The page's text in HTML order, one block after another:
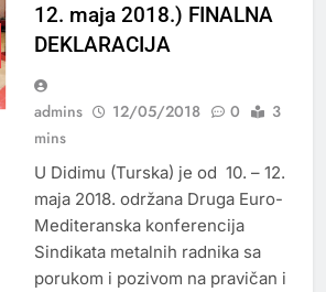
12. maja 2018.) FINALNA
DEKLARACIJA
admins 12/05/2018 0
3
mins
U Didimu (Turska) je od 10. – 12.
maja 2018. održana Druga Euro-
Mediteranska konferencija
Sindikata metalnih radnika sa
porukom i pozivom na pravičan i